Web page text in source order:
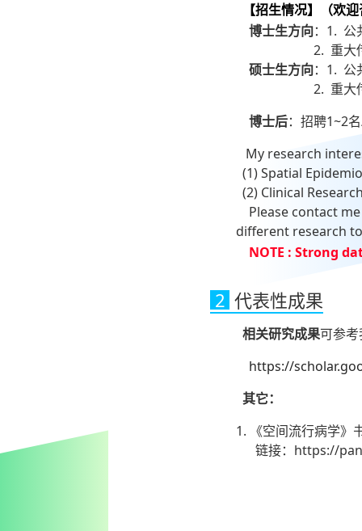
【招生情况】（欢
博士生方向：1. 公
2. 重大传染病
硕士生方向：1. 公
2. 重大传染病
博士后：招聘1~2
My research
(1) Spatial
(2) Clinical
Please contact
different research
NOTE : Strong
2 代表性成果
相关研究成果可参
https://
其它：
1. 《空间流行病学》
链接：https://